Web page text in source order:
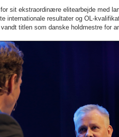
sit ekstraordinære elitearbejde med
internationale resultater og OL-
titlen som danske holdmestre for